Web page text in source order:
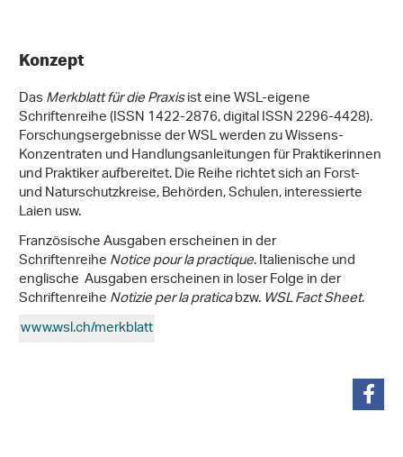
Konzept
DasMerkblatt für die Praxisist eine WSL-eigene
Schriftenreihe (ISSN 1422-2876, digital ISSN 2296-4428).
Forschungsergebnisse der WSL werden zu Wissens-
Konzentraten und Handlungsanleitungen für Praktikerinnen
und Praktiker aufbereitet. Die Reihe richtet sich an Forst-
und Naturschutzkreise, Behörden, Schulen, interessierte
Laien usw.
Französische Ausgaben erscheinen in der
SchriftenreiheNotice pour la practique. Italienische und
englische Ausgaben erscheinen in loser Folge in der
SchriftenreiheNotizie per la praticabzw.WSL Fact Sheet.
www.wsl.ch/merkblatt